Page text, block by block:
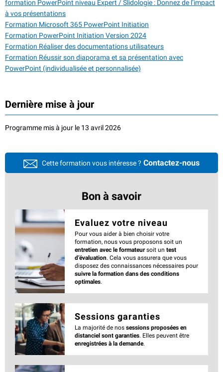
formation PowerPoint niveau Expert / Slidologie : Donnez de l’impact
à vos présentations
Formation Microsoft 365 PowerPoint Initiation
Formation PowerPoint Initiation Version 2024
Formation Réaliser des documentations utilisateurs
Formation Réussir son diaporama et sa présentation avec
PowerPoint (individualisée et personnalisée)
Dernière mise à jour
Programme mis à jour le 13 avril 2026
Cette formation vous intéresse ? Contactez-nous
Bon à savoir
Evaluez votre niveau
Pour vous aider à bien choisir votre
formation, nous vous proposons soit un
entretien avec le formateursoit un test
d’évaluation. Cela vous assurera que vous
disposez des connaissances nécessaires pour
suivre la formation dans des conditions
optimales.
Sessions garanties
La majorité de nos sessions proposées en
distanciel sont garanties. Elles peuvent être
enregistrées à la demande.